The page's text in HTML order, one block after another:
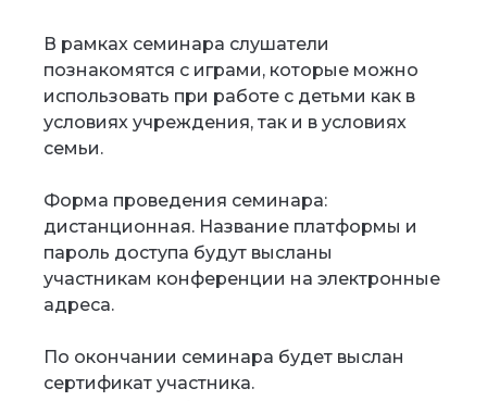
В рамках семинара слушатели
познакомятся с играми, которые можно
использовать при работе с детьми как в
условиях учреждения, так и в условиях
семьи.
Форма проведения семинара:
дистанционная. Название платформы и
пароль доступа будут высланы
участникам конференции на электронные
адреса.
По окончании семинара будет выслан
сертификат участника.